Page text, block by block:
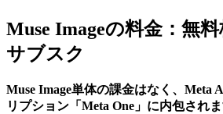
Muse Imageの料金：無
サブスク
Muse Image単体の課金はなく、Meta
リプション「Meta One」に内包されま